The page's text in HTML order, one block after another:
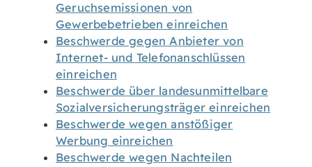
Geruchsemissionen von
Gewerbebetrieben einreichen
Beschwerde gegen Anbieter von
Internet- und Telefonanschlüssen
einreichen
Beschwerde über landesunmittelbare
Sozialversicherungsträger einreichen
Beschwerde wegen anstößiger
Werbung einreichen
Beschwerde wegen Nachteilen